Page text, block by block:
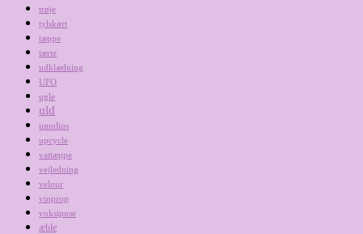
trøje
tylskørt
tæppe
tærte
udklædning
UFO
ugle
uld
umulius
upcycle
vattæppe
vejledning
velour
vinprop
voksipose
æble